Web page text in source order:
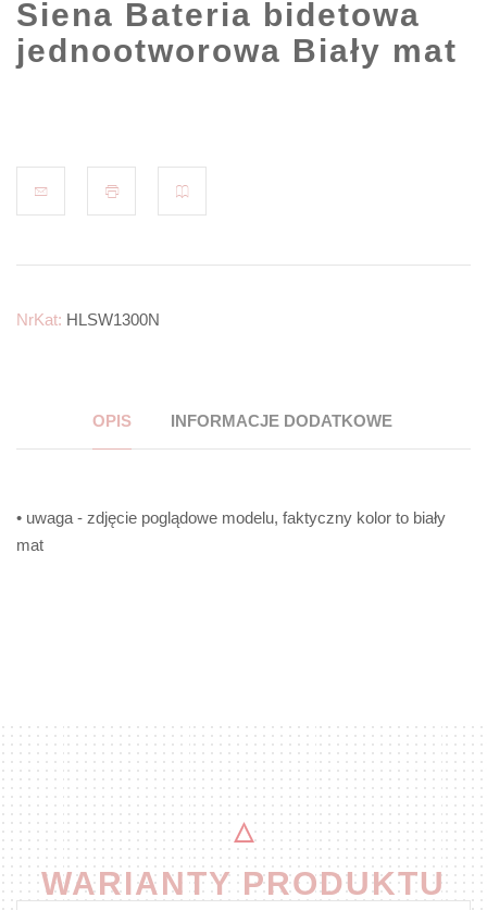
Siena Bateria bidetowa
jednootworowa Biały mat
NrKat: HLSW1300N
OPIS INFORMACJE DODATKOWE
• uwaga - zdjęcie poglądowe modelu, faktyczny kolor to biały
mat
WARIANTY PRODUKTU